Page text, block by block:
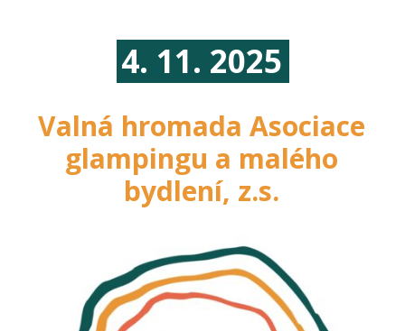
4. 11. 2025
Valná hromada Asociace
glampingu a malého
bydlení, z.s.